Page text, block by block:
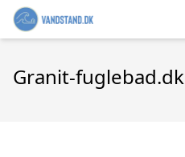
Granit-fuglebad.dk